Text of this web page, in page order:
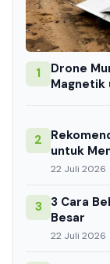
1
Drone
Magnetik
2
untuk
22 Juli 2026
3
3 Cara
Besar
22 Juli 2026